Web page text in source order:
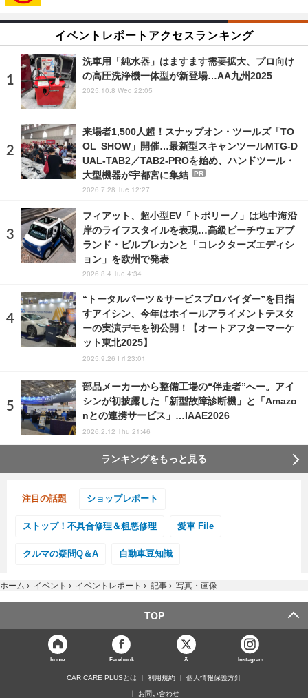
イベントレポートアクセスランキング
洗車用「純水器」はますます需要拡大、プロ向け
の高圧洗浄機一体型が新登場…AA九州2025
2025.10.8 Wed 22:05
来場者1,500人超！スナップオン・ツールズ「TO
OL SHOW」開催…最新型スキャンツールMTG-D
UAL-TAB2／TAB2-PROを始め、ハンドツール・
大型機器が宇都宮に集結
PR
2026.7.28 Tue 12:27
フィアット、超小型EV「トポリーノ」は地中海沿
岸のライフスタイルを表現…高級ビーチウェアブ
ランド・ビルブレカンと「コレクターズエディシ
ョン」を欧州で発表
2026.8.4 Tue 4:34
“トータルパーツ＆サービスプロバイダー”を目指
すアイシン、今年はホイールアライメントテスタ
ーの実演デモを初公開！【オートアフターマーケ
ット東北2025】
2025.9.26 Fri 23:01
部品メーカーから整備工場の“伴走者”へー。アイ
シンが初披露した「新型故障診断機」と「Amazo
nとの連携サービス」…IAAE2026
2026.2.12 Thu 21:46
ランキングをもっと見る
注目の話題 ショップレポート
ストップ！不具合修理＆粗悪修理 愛車 File
クルマの疑問Q＆A 自動車豆知識
ホーム › イベント › イベントレポート › 記事 › 写真・画像
TOP
home Facebook X Instagram
CAR CARE PLUSとは 利用規約 個人情報保護方針
お問い合わせ